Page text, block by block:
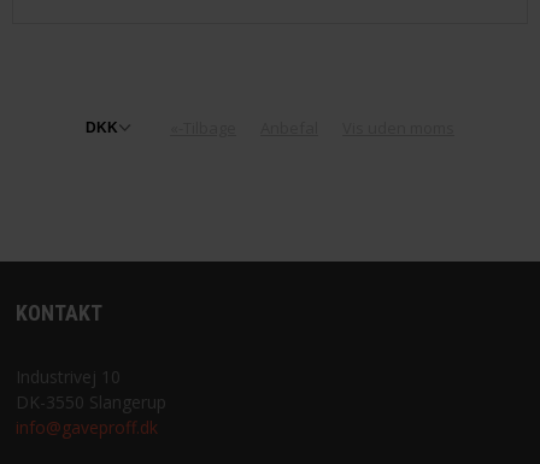
KONTAKT
Industrivej 10
DK-3550 Slangerup
info@gaveproff.dk